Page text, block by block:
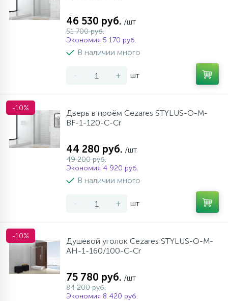
46 530 руб. /шт
51 700 руб.
Экономия 5 170 руб.
В наличии много
- + шт
-10%
Дверь в проём Cezares STYLUS-O-M-
BF-1-120-C-Cr
44 280 руб. /шт
49 200 руб.
Экономия 4 920 руб.
В наличии много
- + шт
-10%
Душевой уголок Cezares STYLUS-O-M-
AH-1-160/100-C-Cr
75 780 руб. /шт
84 200 руб.
Экономия 8 420 руб.